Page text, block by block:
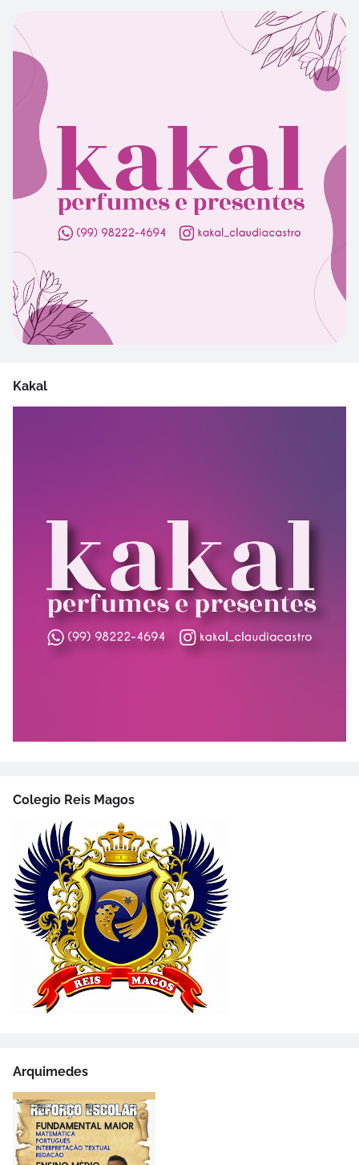
Kakal
Colegio Reis Magos
Arquimedes